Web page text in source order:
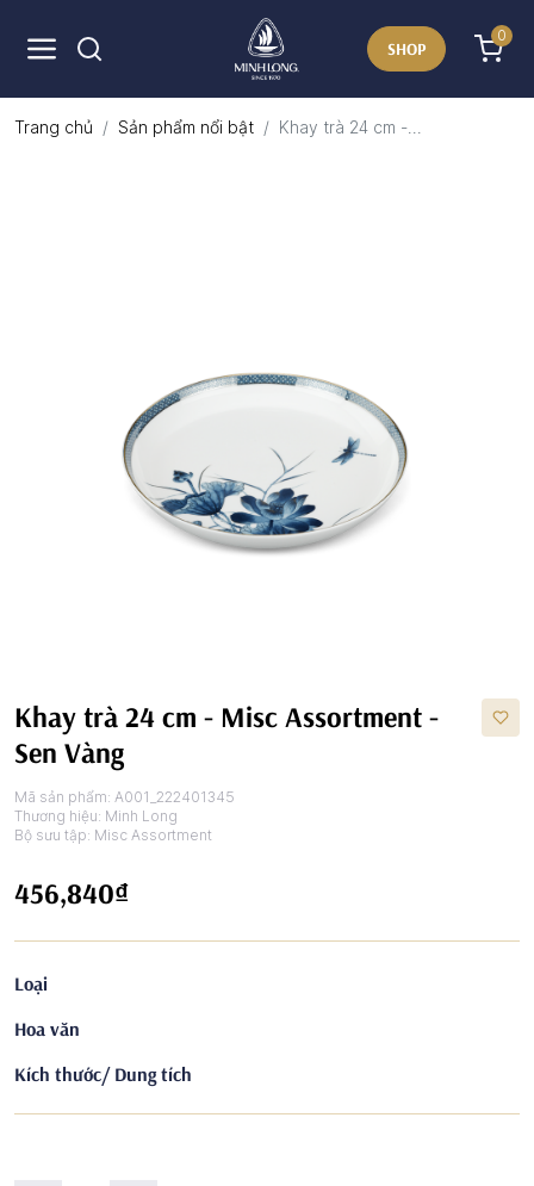
SHOP
0
Trang chủ Sản phẩm nổi bật Khay trà 24 cm -...
Khay trà 24 cm - Misc Assortment -
Sen Vàng
Mã sản phẩm: A001_222401345
Thương hiệu: Minh Long
Bộ sưu tập: Misc Assortment
456,840₫
Loại
Hoa văn
Kích thước/ Dung tích